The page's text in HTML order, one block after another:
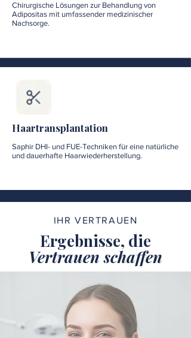
Chirurgische Lösungen zur Behandlung von
Adipositas mit umfassender medizinischer
Nachsorge.
Haartransplantation
Saphir DHI- und FUE-Techniken für eine natürliche
und dauerhafte Haarwiederherstellung.
IHR VERTRAUEN
Ergebnisse, die
Vertrauen schaffen